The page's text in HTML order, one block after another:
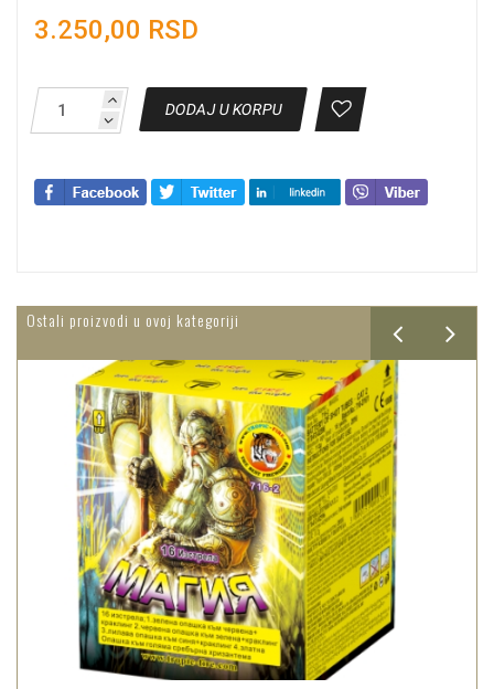
3.250,00 RSD
DODAJ U KORPU
Ostali proizvodi u ovoj kategoriji